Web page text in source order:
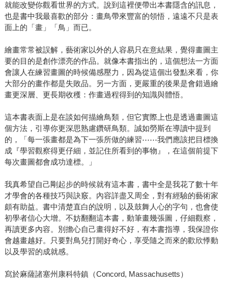
就能改變你觀看世界的方式。說到這裡便帶出本書隱含的訊息，
也是書中我最喜歡的部分：畫鳥帶來豐富的領悟，遠遠不只是表
面上的「畫」「鳥」而已。
繪畫常常被誤解，藝術家以外的人容易只在意結果，覺得畫圖主
要的目的是創作漂亮的作品。就像本書指出的，這個想法一方面
會讓人在練習畫圖的時候備感壓力，因為從這個出發點來看，你
大部分的畫作都是失敗品。另一方面，更嚴重的後果是會錯過繪
畫更深層、更長期收穫：作畫過程得到的知識與體悟。
這本書表面上是在談如何描繪鳥類，但它實際上也是透過畫圖這
個方法，引導你更深思熟慮鑽研鳥類。誠如勞斯在導讀中提到
的，「每一張畫都是為下一張所做的練習⋯⋯我們應該把目標換
成『學習觀察得更仔細，並記住所看到的事物』，在這個前提下
每次畫圖都會成功達標。」
我真希望自己剛起步的時候就有這本書，書中全是我花了數十年
才學會的各種技巧與訣竅。內容詳盡又周全，對有經驗的藝術家
頗有助益。書中清楚直白的說明，以及鼓舞人心的字句，也會使
初學者信心大增。不妨翻翻這本書，動筆畫幾張圖，仔細觀察，
再讀更多內容。別擔心自己畫得好不好，有本書指導，我保證你
會越畫越好。只要對鳥兒打開好奇心，享受隨之而來的歡欣悸動
以及學習的成就感。
寫於麻薩諸塞州康科特鎮（Concord, Massachusetts）